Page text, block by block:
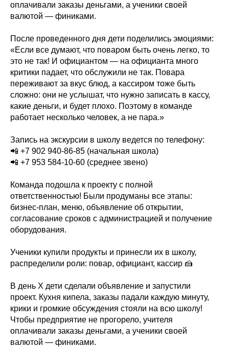
оплачивали заказы деньгами, а ученики своей
валютой — финиками.
После проведенного дня дети поделились эмоциями:
«Если все думают, что поваром быть очень легко, то
это не так! И официантом — на официанта много
критики падает, что обслужили не так. Повара
переживают за вкус блюд, а кассиром тоже быть
сложно: они не услышат, что нужно записать в кассу,
какие деньги, и будет плохо. Поэтому в команде
работает несколько человек, а не пара.»
Запись на экскурсии в школу ведется по телефону:
📲 +7 902 940-86-85 (начальная школа)
📲 +7 953 584-10-60 (среднее звено)
Команда подошла к проекту с полной
ответственностью! Были продуманы все этапы:
бизнес-план, меню, объявление об открытии,
согласование сроков с администрацией и получение
оборудования.
Ученики купили продукты и принесли их в школу,
распределили роли: повар, официант, кассир 🍰
В день Х дети сделали объявление и запустили
проект. Кухня кипела, заказы падали каждую минуту,
крики и громкие обсуждения стояли на всю школу!
Чтобы предприятие не прогорело, учителя
оплачивали заказы деньгами, а ученики своей
валютой — финиками.